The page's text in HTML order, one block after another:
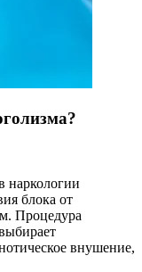
наркологии
блока от
Процедура
внушение,